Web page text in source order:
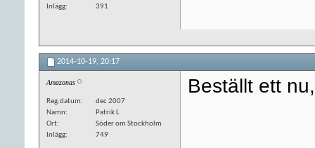
Inlägg
391
2014-10-19, 20:17
Amazonas
Reg.datum
dec 2007
Namn
Patrik L
Ort
Söder om Stockholm
Inlägg
749
Beställt ett